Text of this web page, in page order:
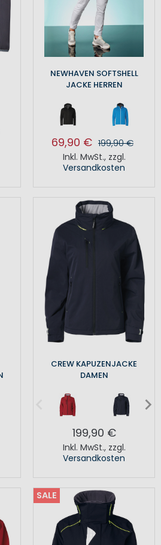
NEWHAVEN SOFTSHELL
JACKE HERREN
69,90 € 199,90 €
Inkl. MwSt., zzgl.
Versandkosten
CREW KAPUZENJACKE
DAMEN
199,90 €
Inkl. MwSt., zzgl.
Versandkosten
SALE